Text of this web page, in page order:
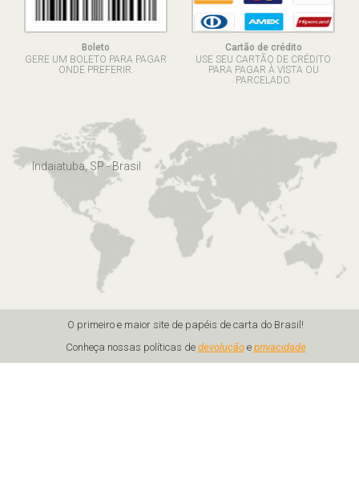
Boleto
GERE UM BOLETO PARA PAGAR
ONDE PREFERIR.
Cartão de crédito
USE SEU CARTÃO DE CRÉDITO
PARA PAGAR À VISTA OU
PARCELADO.
Indaiatuba, SP - Brasil
O primeiro e maior site de papéis de carta do Brasil!
Conheça nossas políticas de devoluçãoe privacidade